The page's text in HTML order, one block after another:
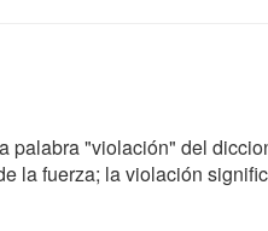
palabra "violación" del
la fuerza; la violación